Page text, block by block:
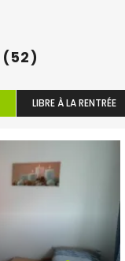
(52)
LIBRE À LA RENTRÉE